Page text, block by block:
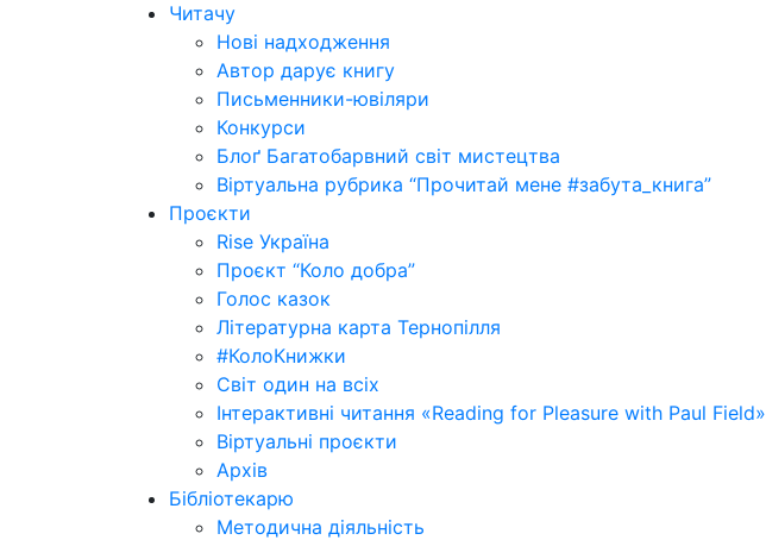
Читачу
Нові надходження
Автор дарує книгу
Письменники-ювіляри
Конкурси
Блоґ Багатобарвний світ мистецтва
Віртуальна рубрика “Прочитай мене #забута_книга”
Проєкти
Rise Україна
Проєкт “Коло добра”
Голос казок
Літературна карта Тернопілля
#КолоКнижки
Світ один на всіх
Інтерактивні читання «Reading for Pleasure with Paul Field»
Віртуальні проєкти
Архів
Бібліотекарю
Методична діяльність